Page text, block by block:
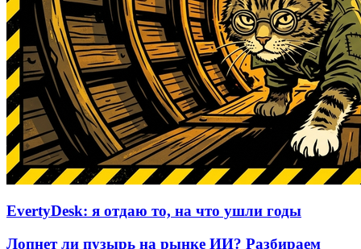
EvertyDesk: я отдаю то, на что ушли годы
Лопнет ли пузырь на рынке ИИ? Разбираем